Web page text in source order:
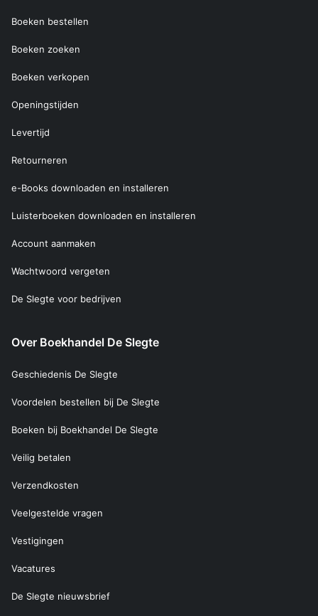
Boeken bestellen
Boeken zoeken
Boeken verkopen
Openingstijden
Levertijd
Retourneren
e-Books downloaden en installeren
Luisterboeken downloaden en installeren
Account aanmaken
Wachtwoord vergeten
De Slegte voor bedrijven
Over Boekhandel De Slegte
Geschiedenis De Slegte
Voordelen bestellen bij De Slegte
Boeken bij Boekhandel De Slegte
Veilig betalen
Verzendkosten
Veelgestelde vragen
Vestigingen
Vacatures
De Slegte nieuwsbrief